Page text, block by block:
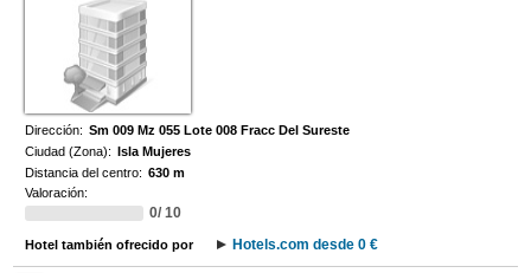
Dirección: Sm 009 Mz 055 Lote 008 Fracc Del Sureste
Ciudad (Zona): Isla Mujeres
Distancia del centro: 630 m
Valoración:
0/ 10
Hotel también ofrecido por Hotels.com desde 0 €